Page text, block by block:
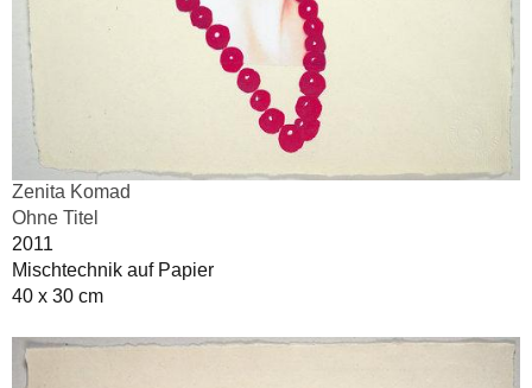
Zenita Komad
Ohne Titel
2011
Mischtechnik auf Papier
40 x 30 cm